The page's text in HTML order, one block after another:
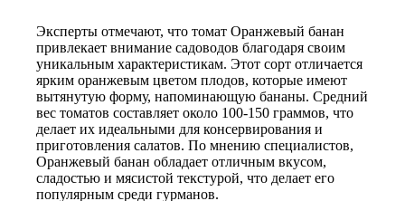
Эксперты отмечают, что томат Оранжевый банан
привлекает внимание садоводов благодаря своим
уникальным характеристикам. Этот сорт отличается
ярким оранжевым цветом плодов, которые имеют
вытянутую форму, напоминающую бананы. Средний
вес томатов составляет около 100-150 граммов, что
делает их идеальными для консервирования и
приготовления салатов. По мнению специалистов,
Оранжевый банан обладает отличным вкусом,
сладостью и мясистой текстурой, что делает его
популярным среди гурманов.